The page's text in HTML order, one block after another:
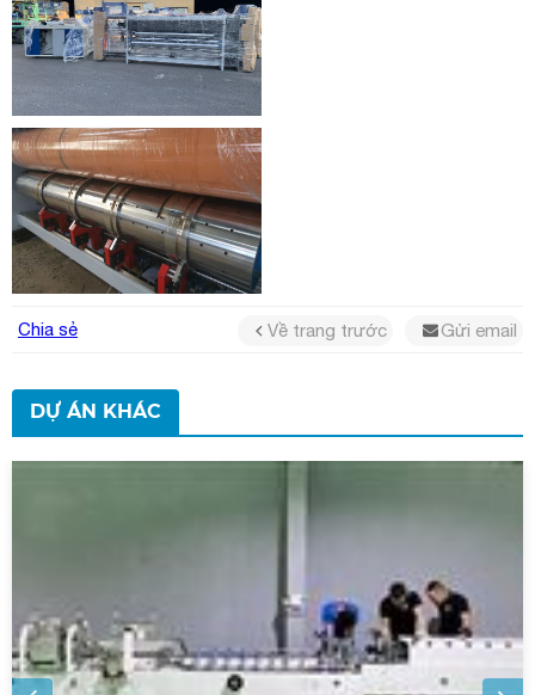
Về trang trước Gửi email
Chia sẻ
DỰ ÁN KHÁC